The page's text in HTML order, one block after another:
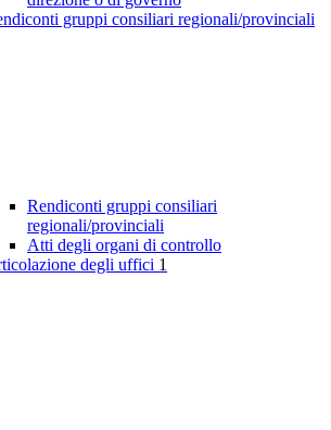
gruppi consiliari regionali/provinciali
Rendiconti gruppi consiliari
regionali/provinciali
Atti degli organi di controllo
degli uffici 1